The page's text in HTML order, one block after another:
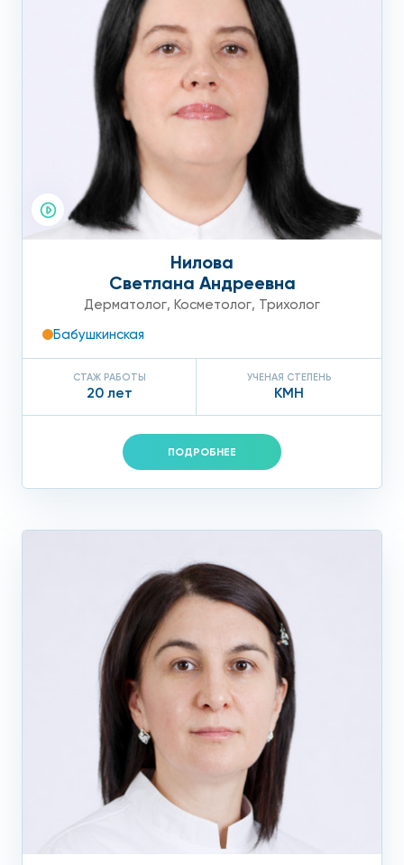
Нилова
Светлана Андреевна
Дерматолог, Косметолог, Трихолог
Бабушкинская
СТАЖ РАБОТЫ
20 лет
УЧЕНАЯ СТЕПЕНЬ
КМН
ПОДРОБНЕЕ